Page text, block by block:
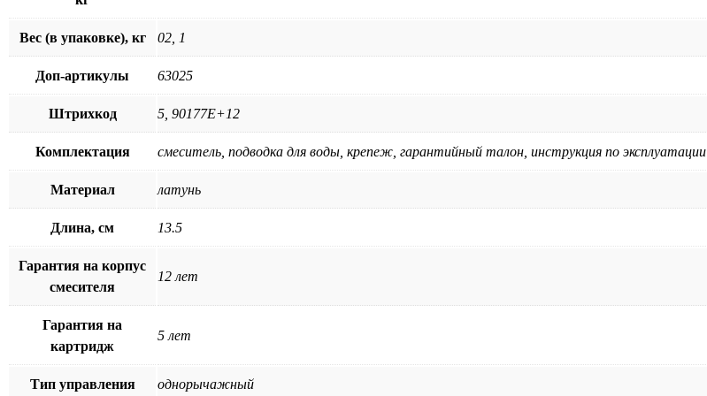
Вес (в упаковке), кг 02, 1
Доп-артикулы 63025
Штрихкод 5, 90177E+12
Комплектация смеситель, подводка для воды, крепеж, гарантийный талон, инструкция по эксплуатации
Материал латунь
Длина, см 13.5
Гарантия на корпус
смесителя
12 лет
Гарантия на
картридж
5 лет
Тип управления однорычажный